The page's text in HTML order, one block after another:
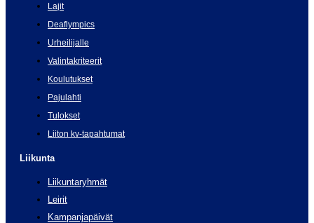
Lajit
Deaflympics
Urheilijalle
Valintakriteerit
Koulutukset
Pajulahti
Tulokset
Liiton kv-tapahtumat
Liikunta
Liikuntaryhmät
Leirit
Kampanjapäivät